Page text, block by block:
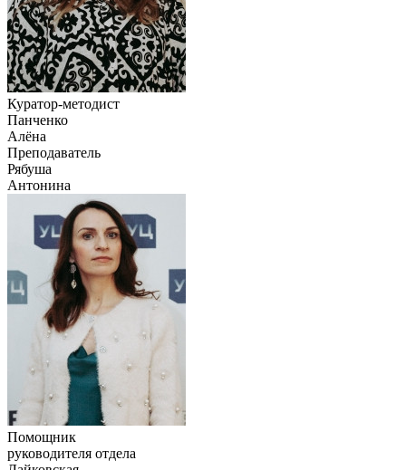
Куратор-методист
Панченко
Алёна
Преподаватель
Рябуша
Антонина
Помощник
руководителя отдела